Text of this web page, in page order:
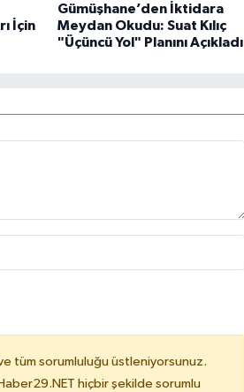
İçin
Gümüşhane’den İktidara
Meydan Okudu: Suat Kılıç
"Üçüncü Yol" Planını Açıkladı
tüm sorumluluğu üstleniyorsunuz.
hiçbir şekilde sorumlu